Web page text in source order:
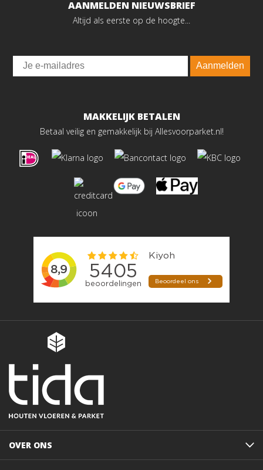
AANMELDEN NIEUWSBRIEF
Altijd als eerste op de hoogte...
Email
Aanmelden
MAKKELIJK BETALEN
Betaal veilig en gemakkelijk bij Allesvoorparket.nl!
OVER ONS